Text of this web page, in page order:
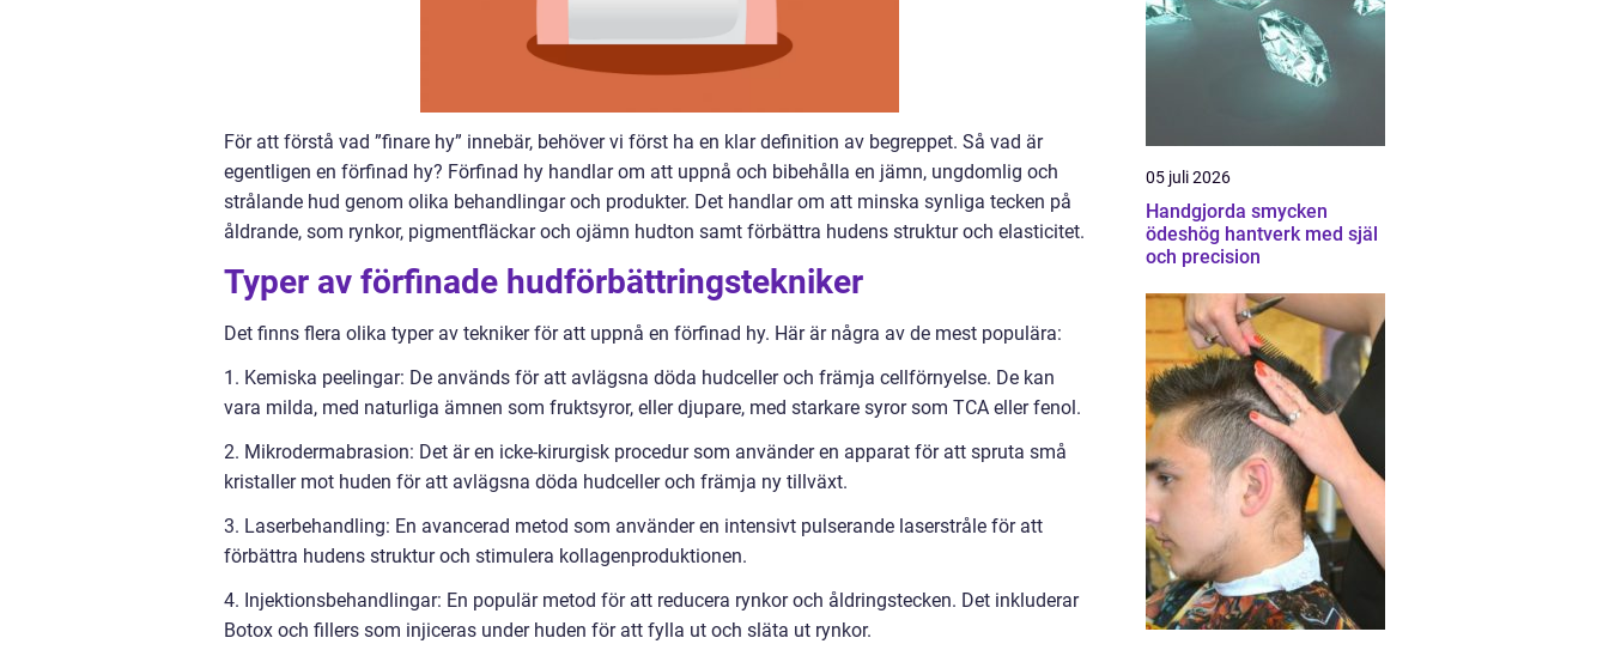
För att förstå vad ”finare hy” innebär, behöver vi först ha en klar definition av begreppet. Så vad är
egentligen en förfinad hy? Förfinad hy handlar om att uppnå och bibehålla en jämn, ungdomlig och
strålande hud genom olika behandlingar och produkter. Det handlar om att minska synliga tecken på
åldrande, som rynkor, pigmentfläckar och ojämn hudton samt förbättra hudens struktur och elasticitet.
Typer av förfinade hudförbättringstekniker
Det finns flera olika typer av tekniker för att uppnå en förfinad hy. Här är några av de mest populära:
1. Kemiska peelingar: De används för att avlägsna döda hudceller och främja cellförnyelse. De kan
vara milda, med naturliga ämnen som fruktsyror, eller djupare, med starkare syror som TCA eller fenol.
2. Mikrodermabrasion: Det är en icke-kirurgisk procedur som använder en apparat för att spruta små
kristaller mot huden för att avlägsna döda hudceller och främja ny tillväxt.
3. Laserbehandling: En avancerad metod som använder en intensivt pulserande laserstråle för att
förbättra hudens struktur och stimulera kollagenproduktionen.
4. Injektionsbehandlingar: En populär metod för att reducera rynkor och åldringstecken. Det inkluderar
Botox och fillers som injiceras under huden för att fylla ut och släta ut rynkor.
05 juli 2026
Handgjorda smycken
ödeshög hantverk med själ
och precision